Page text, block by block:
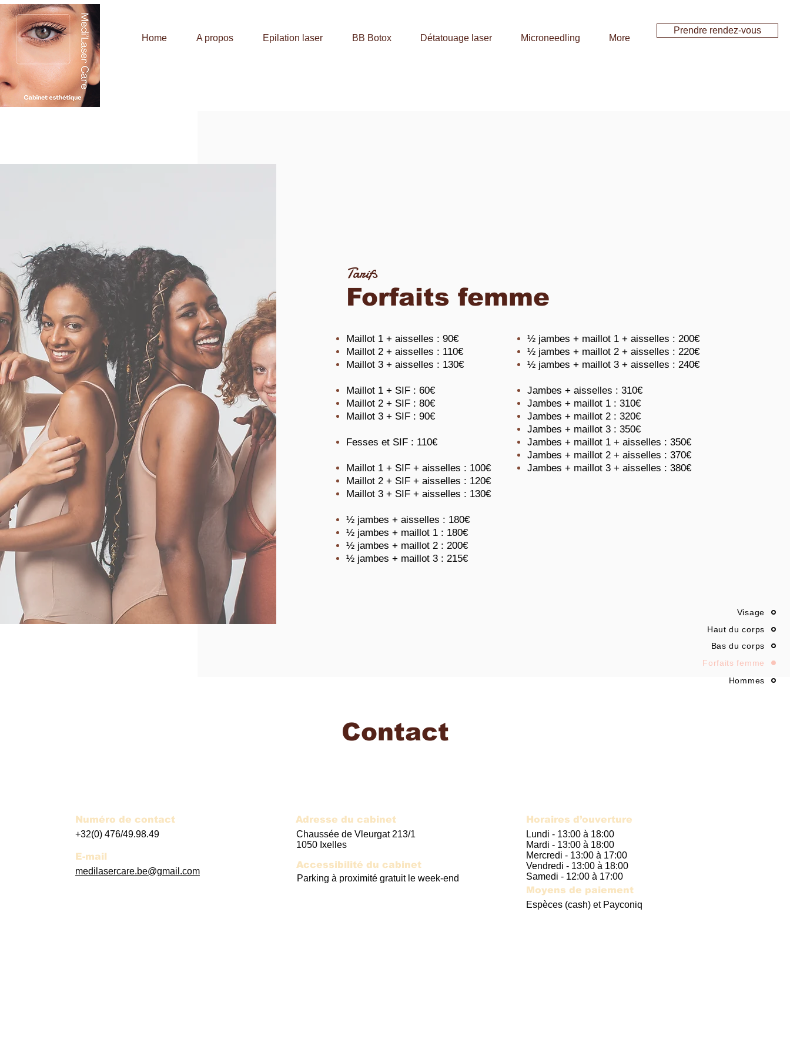
Prendre rendez-vous
Home A propos Epilation laser BB Botox Détatouage laser Microneedling More
Visage
Haut du corps
Bas du corps
Forfaits femme
Hommes
Tarifs
Forfaits femme
Maillot 1 + aisselles : 90€
Maillot 2 + aisselles : 110€
Maillot 3 + aisselles : 130€
Maillot 1 + SIF : 60€
Maillot 2 + SIF : 80€
Maillot 3 + SIF : 90€
Fesses et SIF : 110€
Maillot 1 + SIF + aisselles : 100€
Maillot 2 + SIF + aisselles : 120€
Maillot 3 + SIF + aisselles : 130€
½ jambes + aisselles : 180€
½ jambes + maillot 1 : 180€
½ jambes + maillot 2 : 200€
½ jambes + maillot 3 : 215€
½ jambes + maillot 1 + aisselles : 200€
½ jambes + maillot 2 + aisselles : 220€
½ jambes + maillot 3 + aisselles : 240€
Jambes + aisselles : 310€
Jambes + maillot 1 : 310€
Jambes + maillot 2 : 320€
Jambes + maillot 3 : 350€
Jambes + maillot 1 + aisselles : 350€
Jambes + maillot 2 + aisselles : 370€
Jambes + maillot 3 + aisselles : 380€
Contact
Numéro de contact
+32(0) 476/49.98.49
E-mail
medilasercare.be@gmail.com
Adresse du cabinet
Chaussée de Vleurgat 213/1
1050 Ixelles
Accessibilité du cabinet
Parking à proximité gratuit le week-end
Horaires d’ouverture
Lundi - 13:00 à 18:00
Mardi - 13:00 à 18:00
Mercredi - 13:00 à 17:00
Vendredi - 13:00 à 18:00
Samedi - 12:00 à 17:00
Moyens de paiement
Espèces (cash) et Payconiq